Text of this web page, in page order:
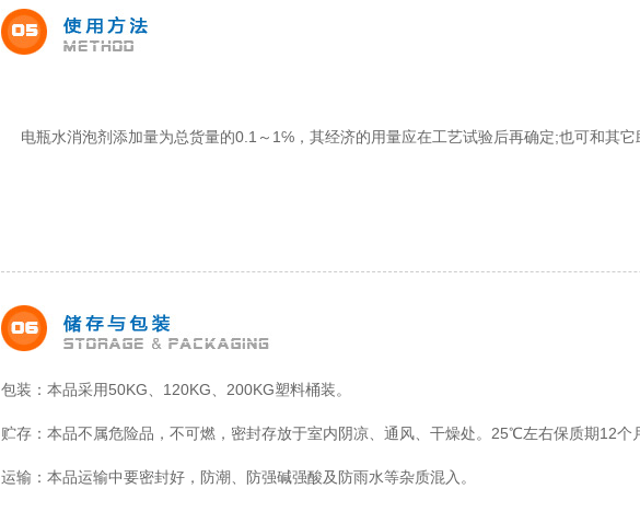
电瓶水消泡剂添加量为总货量的0.1～1℅，其经济的用量应在工艺试验后再确定;也可和其它
包装：本品采用50KG、120KG、200KG塑料桶装。
贮存：本品不属危险品，不可燃，密封存放于室内阴凉、通风、干燥处。25℃左右保质期12个
运输：本品运输中要密封好，防潮、防强碱强酸及防雨水等杂质混入。